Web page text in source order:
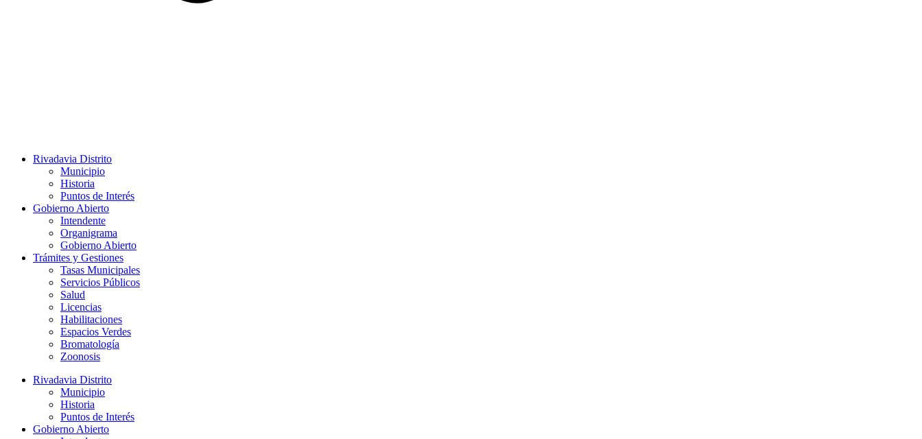
Rivadavia Distrito
Municipio
Historia
Puntos de Interés
Gobierno Abierto
Intendente
Organigrama
Gobierno Abierto
Trámites y Gestiones
Tasas Municipales
Servicios Públicos
Salud
Licencias
Habilitaciones
Espacios Verdes
Bromatología
Zoonosis
Rivadavia Distrito
Municipio
Historia
Puntos de Interés
Gobierno Abierto